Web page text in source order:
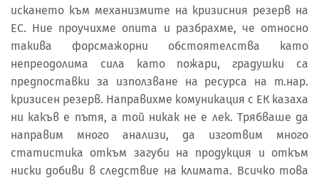
искането към механизмите на кризисния резерв на
ЕС. Ние проучихме опита и разбрахме, че относно
такива форсмажорни обстоятелства като
непреодолима сила като пожари, градушки са
предпоставки за използване на ресурса на т.нар.
кризисен резерв. Направихме комуникация с ЕК казаха
ни какъв е пътя, а той никак не е лек. Трябваше да
направим много анализи, да изготвим много
статистика откъм загуби на продукция и откъм
ниски добиви в следствие на климата. Всичко това